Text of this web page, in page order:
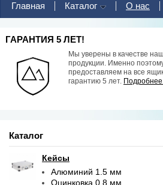
Главная Каталог О нас
ГАРАНТИЯ 5 ЛЕТ!
Мы уверены в качестве
продукции. Именно
предоставляем на все
гарантию 5 лет. Подробнее...
Каталог
Кейсы
Алюминий 1.5 мм
Оцинковка 0.8 мм